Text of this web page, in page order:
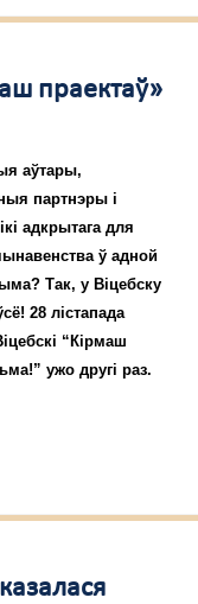
праектаў»
аўтары,
партнэры і
адкрытага для
ў адной
Так, у Віцебску
28 лістапада
“Кірмаш
ужо другі раз.